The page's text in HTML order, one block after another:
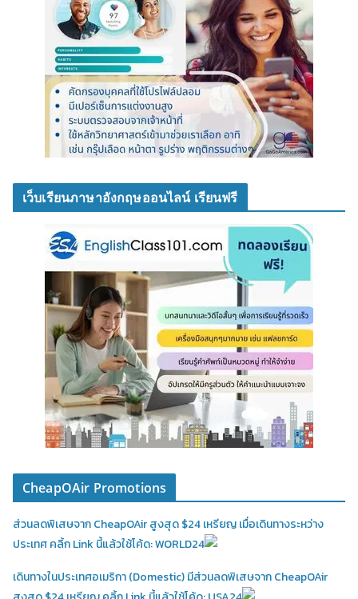
เว็บเรียนภาษาอังกฤษออนไลน์ เรียนฟรี
CheapOAir Promotions
ส่วนลดพิเสษจาก CheapOAir สูงสุด $24 เหรียญ เมื่อเดินทางระหว่าง
ประเทศ คลิ้ก Link นี้แล้วใช้โค้ด: WORLD24
เดินทางในประเทศอเมริกา (Domestic)มีส่วนลดพิเสษจาก CheapOAir